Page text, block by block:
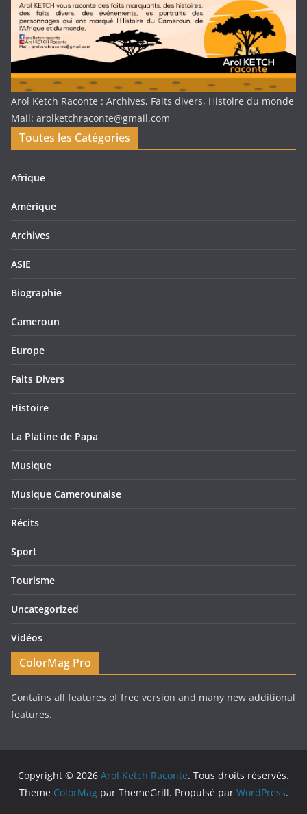
Arol Ketch Raconte : Archives, Faits divers, Histoire du monde
Mail: arolketchraconte@gmail.com
Toutes les Catégories
Afrique
Amérique
Archives
ASIE
Biographie
Cameroun
Europe
Faits Divers
Histoire
La Platine de Papa
Musique
Musique Camerounaise
Récits
Sport
Tourisme
Uncategorized
Vidéos
ColorMag Pro
Contains all features of free version and many new additional
features.
Copyright © 2026 Arol Ketch Raconte. Tous droits réservés.
Theme ColorMagpar ThemeGrill. Propulsé par WordPress.